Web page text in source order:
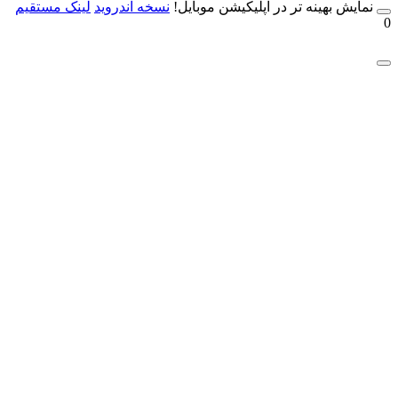
بهینه تر در اپلیکیشن موبایل!نسخه آندروید لینک مستقیم